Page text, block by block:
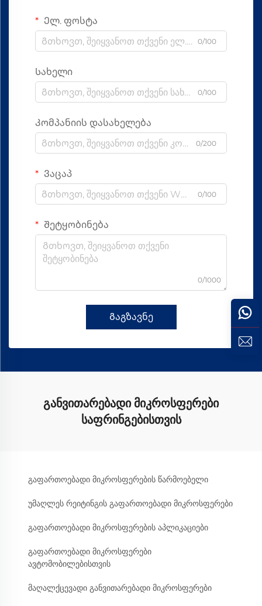
Ელ. ფოსტა
0/100
Სახელი
0/100
Კომპანიის დასახელება
0/200
Ვაცაპ
0/100
Შეტყობინება
0/1000
Გაგზავნე
განვითარებადი მიკროსფერები
საფრინგებისთვის
გაფართოებადი მიკროსფერების წარმოებელი
უმაღლეს რეიტინგის გაფართოებადი მიკროსფერები
გაფართოებადი მიკროსფერების აპლიკაციები
გაფართოებადი მიკროსფერები
ავტომობილებისთვის
მაღალქცევადი განვითარებადი მიკროსფერები